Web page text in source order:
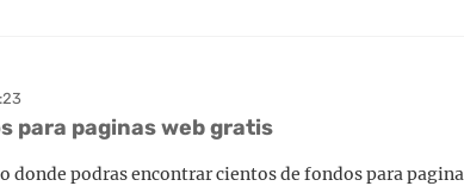
para paginas web gratis
donde podras encontrar cientos de fondos para